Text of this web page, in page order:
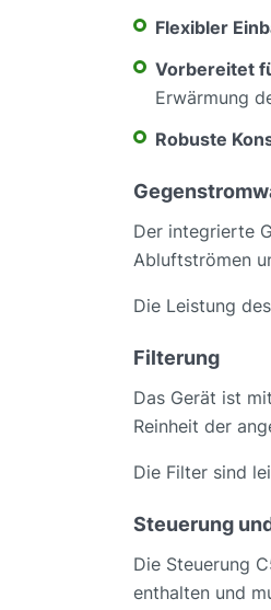
Flexibler
Vorbereitet
Erwärmung
Robuste
Der integrierte
Abluftströmen
Die Leistung
Filterung
Das Gerät ist
Reinheit der
Die Filter sind
Steuerung
Die Steuerung
enthalten und